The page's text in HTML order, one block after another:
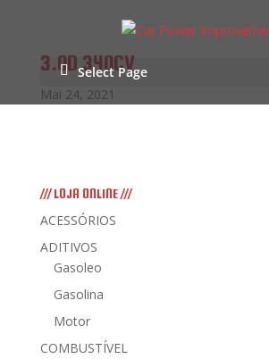
Select Page
3.0D 340CV
Mai 24, 2021
/// LOJA ONLINE ///
ACESSÓRIOS
ADITIVOS
Gasoleo
Gasolina
Motor
COMBUSTÍVEL